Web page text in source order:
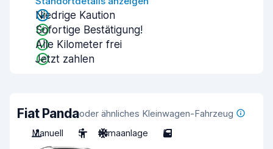
Niedrige Kaution
Sofortige Bestätigung!
Alle Kilometer frei
Jetzt zahlen
Fiat Pandaoder ähnliches Kleinwagen-Fahrzeug
Manuell
5 Klimaanlage 5